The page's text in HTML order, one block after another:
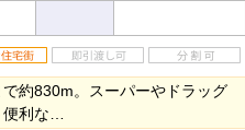
で約830m。スーパーやドラッグ
利な…